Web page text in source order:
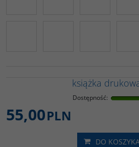
książka
Dostępność:
55,00PLN
DO